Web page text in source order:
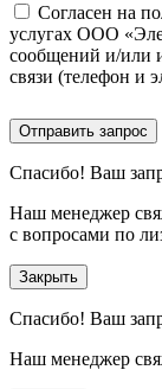
Согласен на
услугах ООО
сообщений и/или
связи (телефон и
Отправить запрос
Спасибо! Ваш
Наш менеджер
с вопросами по
Закрыть
Спасибо! Ваш
Наш менеджер